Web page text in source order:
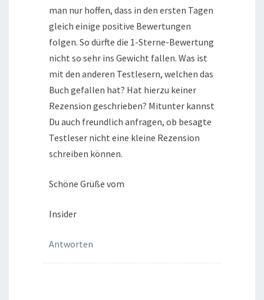
man nur hoffen, dass in den ersten Tagen
gleich einige positive Bewertungen
folgen. So dürfte die 1-Sterne-Bewertung
nicht so sehr ins Gewicht fallen. Was ist
mit den anderen Testlesern, welchen das
Buch gefallen hat? Hat hierzu keiner
Rezension geschrieben? Mitunter kannst
Du auch freundlich anfragen, ob besagte
Testleser nicht eine kleine Rezension
schreiben können.
Schöne Grüße vom
Insider
Antworten